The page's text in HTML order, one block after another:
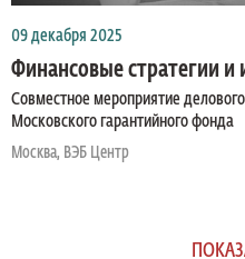
09 декабря 2025
Финансовые стратегии и
Совместное мероприятие
Московского гарантийного фонда
Москва, ВЭБ Центр